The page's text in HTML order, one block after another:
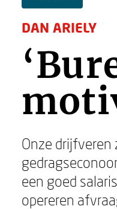
DAN ARIELY
Onze drijfveren
een goed
opereren